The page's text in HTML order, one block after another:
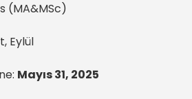
(MA&MSc)
, Eylül
Mayıs 31, 2025